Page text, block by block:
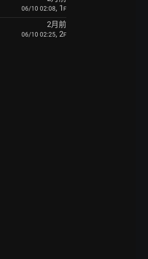
06/10 02:08, 1 F
2月前
06/10 02:25, 2F